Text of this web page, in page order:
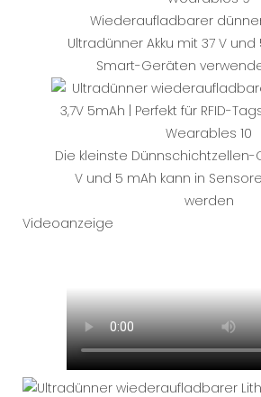
Wiederaufladbarer
Ultradünner Akku mit 37 V und
Smart-Geräten
Die kleinste Dünnschichtzellen-
V und 5 mAh kann in
werden
Videoanzeige